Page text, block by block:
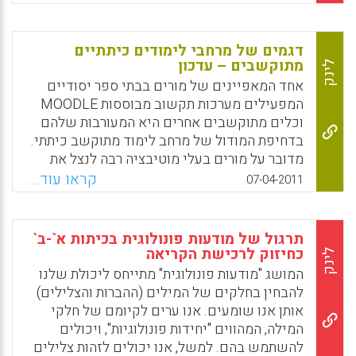
WhatsApp
Facebook
Email
X
לחץ, תסכול וחרדה עבור התלמידים. וגם כאן לא
חסרים טפסים ( איילת פישביין).
WhatsApp
Facebook
Email
X לינק
דגמים של מרחבי לימודים כיתתיים
מתוקשבים – עדכון
אחד המאפיינים של מורים בבתי ספר יסודיים
המפעילים מערכות תקשוב מבוססות MOODLE
וכלים מתוקשבים אחרים היא המעורבות שלהם
בדחיפת המודול של מרחב לימוד מתוקשב כיתתי.
מדובר על מורים בעלי מוטיבציה רבה לנצל את
תכונות הכלים המתוקשבים ולהעשיר את חווית
הלמידה של תלמידיהם. ( ראו דיווח קודם).
היוזמה היא על פי רוב של המורים עצמם ללא
קשר לתכנית התקשוב הלאומית הארצית עליה
מכריזים יותר בעיתונות . לאחרונה ביקרנו
באינטרנט במרחב הלימוד המתוקשב שהקימה
המורה והמחנכת נועה בבית הספר היסודי רמת
החייל בתל אביב. ניתן לראות כי מרחב לימוד
כיתתי זה מתעדכן ומועשר כל הזמן בחומרי למידה
, חומרי רקע וקישורים רלבנטיים לתכנון הלמידה
07-04-2011 קראו עוד...
לינק
תרגול של מודעות פונולוגית בכיתות א`-ב`
כחיזוק לרכישת הקריאה
המושג "מודעות פונולוגית" מתייחס ליכולת שלנו
להבחין בחלקים של המילים (ההברות והצלילים)
אותן אנו שומעים. אנו ערים לקיומם של חלקי
המילה, המהווים "יחידות פונולוגיות", ויכולים
להשתמש בהם. למשל, אנו יכולים לזהות צלילים